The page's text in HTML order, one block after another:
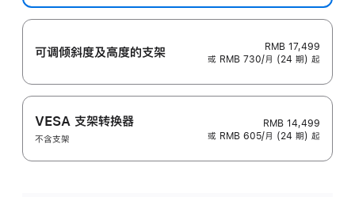
可调倾斜度及高‍度的支‍架
RMB 17,499
或 RMB 730/月 (24 期) 起
VESA 支架转换器
不含支架
RMB 14,499
或 RMB 605/月 (24 期) 起